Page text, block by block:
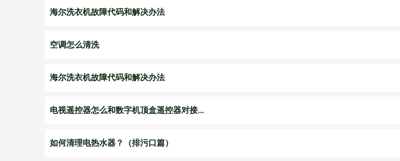
海尔洗衣机故障代码和解决办法
空调怎么清洗
海尔洗衣机故障代码和解决办法
电视遥控器怎么和数字机顶盒遥控器对接...
如何清理电热水器？（排污口篇）